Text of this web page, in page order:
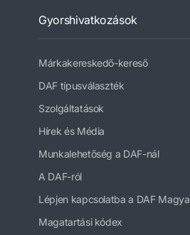
Gyorshivatkozások
Márkakereskedő-kereső
DAF típusválaszték
Szolgáltatások
Hírek és Média
Munkalehetőség a DAF-nál
A DAF-ról
Lépjen kapcsolatba a DAF
Magatartási kódex